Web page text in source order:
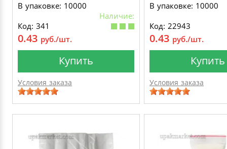
В упаковке: 10000
Наличие:
Код: 341
0.43 руб./шт.
Купить
Условия заказа
В упаковке: 10000
Код: 22943
0.43 руб./шт.
Купить
Условия заказа